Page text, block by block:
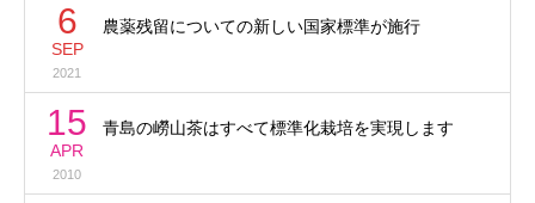
6
SEP
2021
農薬残留についての新しい国家標準が施行
15
APR
2010
青島の嶗山茶はすべて標準化栽培を実現します